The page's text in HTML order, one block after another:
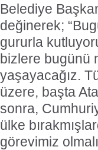
Belediye
değinerek;
gururla
bizlere bugünü
yaşayacağız.
üzere, başta
sonra,
ülke
görevimiz